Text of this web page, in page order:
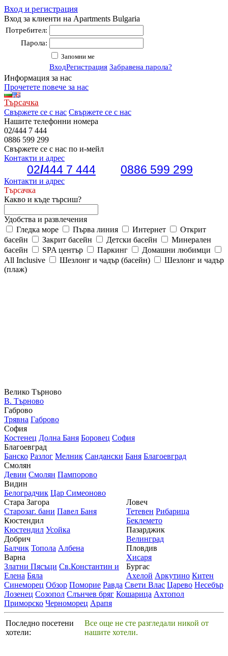
Вход и регистрация
Вход за клиенти на Apartments Bulgaria
Потребител:
Парола:
Запомни ме
ВходРегистрация Забравена парола?
Информация за нас
Прочетете повече за нас
Търсачка
Свържете се с нас Свържете се с нас
Нашите телефонни номера
02/444 7 444
0886 599 299
Свържете се с нас по и-мейл
Контакти и адрес
02/444 7 444 0886 599 299
Контакти и адрес
Търсачка
Какво и къде търсиш?
Удобства и развлечения
Гледка море
Първа линия Интернет
Открит
басейн
Закрит басейн Детски басейн
Минерален
басейн
SPA център Паркинг
Домашни любимци
All Inclusive
Шезлонг и чадър (басейн)
Шезлонг и чадър
(плаж)
Велико Търново
В. Търново
Габрово
Трявна Габрово
София
Костенец Долна Баня Боровец София
Благоевград
Банско Разлог Мелник Сандански Баня Благоевград
Смолян
Девин Смолян Пампорово
Видин
Белоградчик Цар Симеоново
Стара Загора
Старозаг. бани Павел Баня
Кюстендил
Кюстендил Усойка
Добрич
Балчик Топола Албена
Варна
Златни Пясъци Св.Константин и
Елена Бяла
Ловеч
Тетевен Рибарица
Беклемето
Пазарджик
Велинград
Пловдив
Хисаря
Бургас
Ахелой Аркутино Китен
Синеморец Обзор Поморие Равда Свети Влас Царево Несебър
Лозенец Созопол Слънчев бряг Кошарица Ахтопол
Приморско Черноморец Арапя
Последно посетени
хотели:
Все още не сте разгледали никой от
нашите хотели.